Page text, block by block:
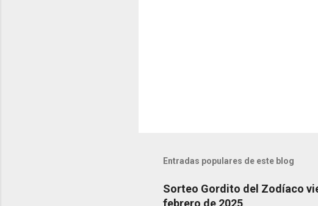
Entradas populares de este blog
Sorteo Gordito del Zodíaco
febrero de 2025